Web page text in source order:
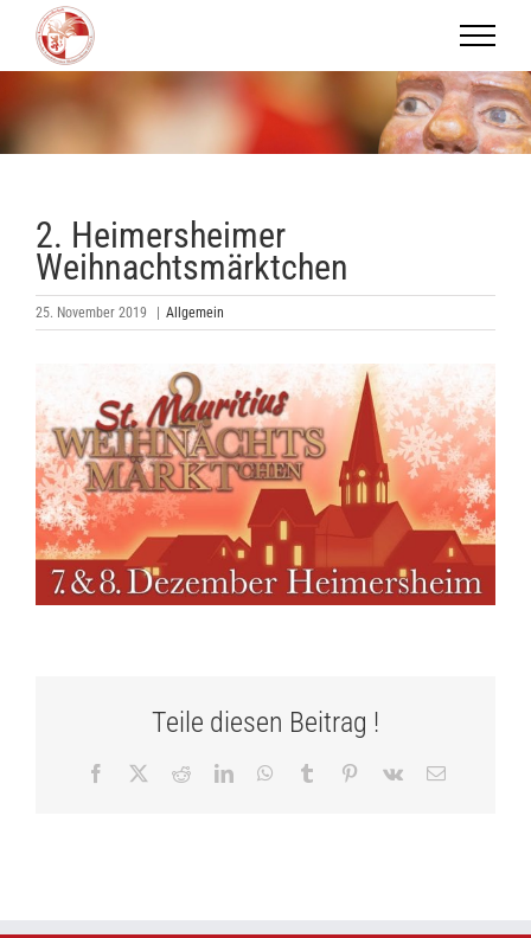
Inhalt
springen
2. Heimersheimer
Weihnachtsmärktchen
25. November 2019 Allgemein
grösseres
Bild
Teile diesen Beitrag !
Facebook RedditLinkedInWhatsApp
Tumblr Pinterest
Vk
E-